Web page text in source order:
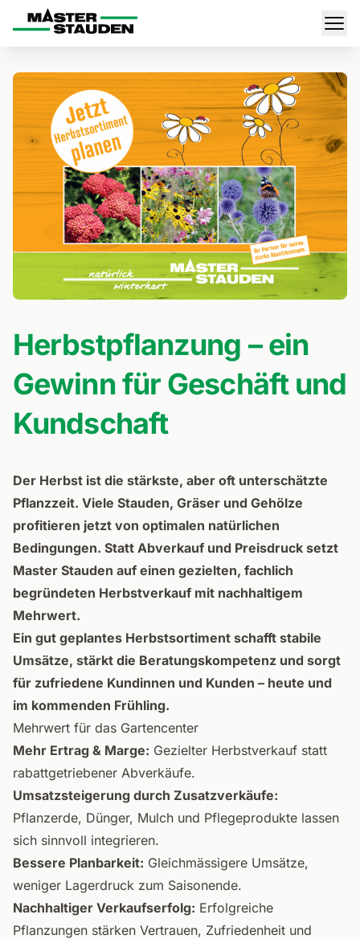
Master-Stauden
Herbstpflanzung – ein
Gewinn für Geschäft und
Kundschaft
Der Herbst ist die stärkste, aber oft unterschätzte
Pflanzzeit. Viele Stauden, Gräser und Gehölze
profitieren jetzt von optimalen natürlichen
Bedingungen. Statt Abverkauf und Preisdruck setzt
Master Stauden auf einen gezielten, fachlich
begründeten Herbstverkauf mit nachhaltigem
Mehrwert.
Ein gut geplantes Herbstsortiment schafft stabile
Umsätze, stärkt die Beratungskompetenz und sorgt
für zufriedene Kundinnen und Kunden – heute und
im kommenden Frühling.
Mehrwert für das Gartencenter
Mehr Ertrag & Marge: Gezielter Herbstverkauf statt
rabattgetriebener Abverkäufe.
Umsatzsteigerung durch Zusatzverkäufe:
Pflanzerde, Dünger, Mulch und Pflegeprodukte lassen
sich sinnvoll integrieren.
Bessere Planbarkeit: Gleichmässigere Umsätze,
weniger Lagerdruck zum Saisonende.
Nachhaltiger Verkaufserfolg: Erfolgreiche
Pflanzungen stärken Vertrauen, Zufriedenheit und